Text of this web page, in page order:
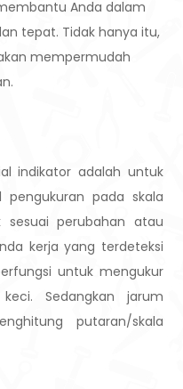
Anda dalam
tepat. Tidak hanya itu,
mempermudah
indikator adalah untuk
pada skala
perubahan atau
kerja yang terdeteksi
untuk mengukur
Sedangkan jarum
putaran/skala